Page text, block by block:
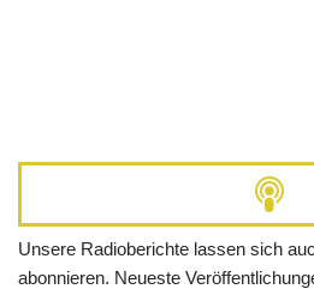
Unsere Radioberichte lassen sich
abonnieren. Neueste